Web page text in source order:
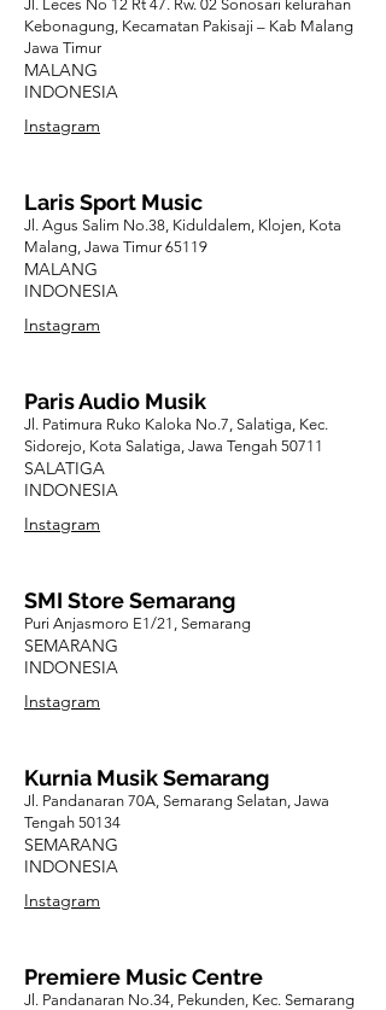
Jl. Leces No 12 Rt 47. Rw. 02 Sonosari kelurahan
Kebonagung, Kecamatan Pakisaji – Kab Malang
Jawa Timur
MALANG
INDONESIA
Instagram
Laris Sport Music
Jl. Agus Salim No.38, Kiduldalem, Klojen, Kota
Malang, Jawa Timur 65119
MALANG
INDONESIA
Instagram
Paris Audio Musik
Jl. Patimura Ruko Kaloka No.7, Salatiga, Kec.
Sidorejo, Kota Salatiga, Jawa Tengah 50711
SALATIGA
INDONESIA
Instagram
SMI Store Semarang
Puri Anjasmoro E1/21, Semarang
SEMARANG
INDONESIA
Instagram
Kurnia Musik Semarang
Jl. Pandanaran 70A, Semarang Selatan, Jawa
Tengah 50134
SEMARANG
INDONESIA
Instagram
Premiere Music Centre
Jl. Pandanaran No.34, Pekunden, Kec. Semarang